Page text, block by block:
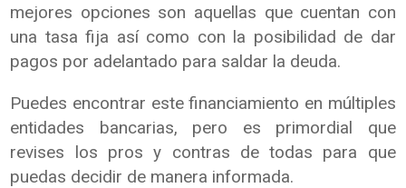
mejores opciones son aquellas que cuentan con
una tasa fija así como con la posibilidad de dar
pagos por adelantado para saldar la deuda.
Puedes encontrar este financiamiento en múltiples
entidades bancarias, pero es primordial que
revises los pros y contras de todas para que
puedas decidir de manera informada.